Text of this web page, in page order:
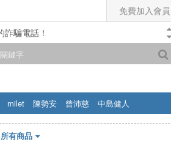
免費加入會員
騙電話！
公告】
milet 陳勢安 曾沛慈
中島健人
所有商品